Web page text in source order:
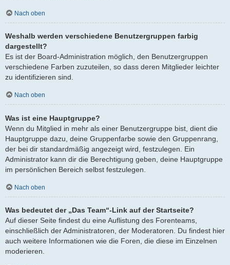
Nach oben
Weshalb werden verschiedene Benutzergruppen farbig
dargestellt?
Es ist der Board-Administration möglich, den Benutzergruppen
verschiedene Farben zuzuteilen, so dass deren Mitglieder leichter
zu identifizieren sind.
Nach oben
Was ist eine Hauptgruppe?
Wenn du Mitglied in mehr als einer Benutzergruppe bist, dient die
Hauptgruppe dazu, deine Gruppenfarbe sowie den Gruppenrang,
der bei dir standardmäßig angezeigt wird, festzulegen. Ein
Administrator kann dir die Berechtigung geben, deine Hauptgruppe
im persönlichen Bereich selbst festzulegen.
Nach oben
Was bedeutet der „Das Team“-Link auf der Startseite?
Auf dieser Seite findest du eine Auflistung des Forenteams,
einschließlich der Administratoren, der Moderatoren. Du findest hier
auch weitere Informationen wie die Foren, die diese im Einzelnen
moderieren.